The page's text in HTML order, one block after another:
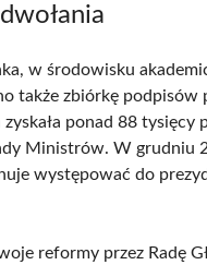
w środowisku
także zbiórkę podpisów
ponad 88 tysięcy
Ministrów. W grudniu
występować do
reformy przez Radę